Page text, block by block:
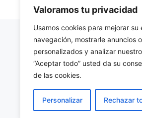
Valoramos tu privacidad
Usamos cookies para mejorar su
navegación, mostrarle anuncios
personalizados y analizar
“Aceptar todo” usted da su
de las cookies.
Personalizar Rechazar